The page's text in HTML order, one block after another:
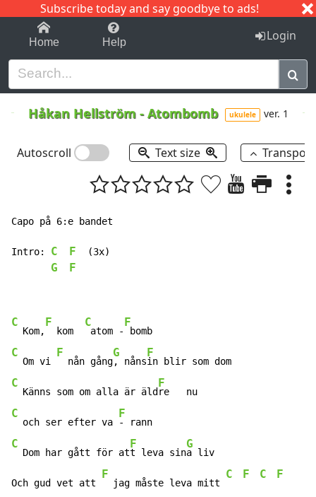
Subscribe today and say goodbye to ads!
1-9 C I J
Home Help Login
Håkan Hellström-Atombomb ukulele ver. 1
Autoscroll Text size
Capo på 6:e bandet
Intro: C F
  (3x)
G F
C
  Kom,
F
  kom
C
atom -
F
C
  Om vi
F
  nån gång
G
, nåns
F
C
  Känns som om alla är äld
F
C
  och ser efter va
F
C
  Dom har gått för at
F
t leva sin
G
a liv
Och gud vet att
F
  jag måste leva mitt
C F C F